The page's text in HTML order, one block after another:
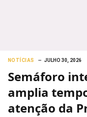
NOTÍCIAS JULHO 30, 2026
Semáforo
amplia
atenção da